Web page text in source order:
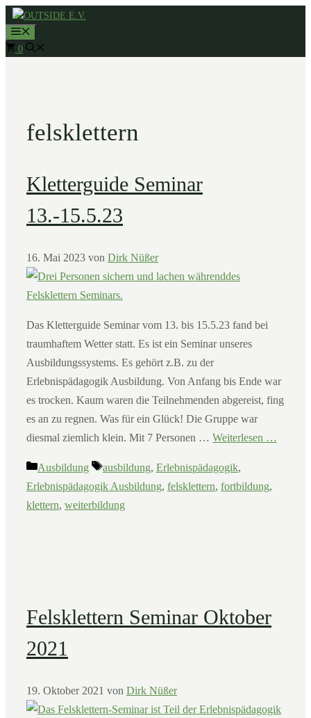
Zum
Inhalt
springen
0
felsklettern
Kletterguide Seminar
13.-15.5.23
16. Mai 2023 von Dirk Nüßer
Das Kletterguide Seminar vom 13. bis 15.5.23 fand bei
traumhaftem Wetter statt. Es ist ein Seminar unseres
Ausbildungssystems. Es gehört z.B. zu der
Erlebnispädagogik Ausbildung. Von Anfang bis Ende war
es trocken. Kaum waren die Teilnehmenden abgereist, fing
es an zu regnen. Was für ein Glück! Die Gruppe war
diesmal ziemlich klein. Mit 7 Personen … Weiterlesen …
Kategorien
Ausbildung Schlagwörter
ausbildung, Erlebnispädagogik,
Erlebnispädagogik Ausbildung, felsklettern, fortbildung,
klettern, weiterbildung
Felsklettern Seminar Oktober
2021
19. Oktober 2021 von Dirk Nüßer